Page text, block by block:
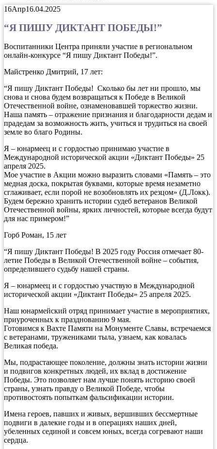
16Апр16.04.2025
“Я ПИШУ ДИКТАНТ ПОБЕДЫ!”
Воспитанники Центра приняли участие в региональном
онлайн-конкурсе “Я пишу Диктант Победы!”.
Майстренко Дмитрий, 17 лет:
“Я пишу Диктант Победы! Сколько бы лет ни прошло, мы
снова и снова будем возвращаться к Победе в Великой
Отечественной войне, ознаменовавшей торжество жизни.
Наша память – отражение признания и благодарности дедам и
прадедам за возможность жить, учиться и трудиться на своей
земле во благо Родины.
Я – юнармеец и с гордостью принимаю участие в
Международной исторической акции «Диктант Победы» 25
апреля 2025.
Мое участие в Акции можно выразить словами «Память – это
медная доска, покрытая буквами, которые время незаметно
сглаживает, если порой не возобновлять их резцом» (Д.Локк).
Будем бережно хранить истории судеб ветеранов Великой
Отечественной войны, ярких личностей, которые всегда будут
для нас примером!”
Горб Роман, 15 лет
“Я пишу Диктант Победы! В 2025 году Россия отмечает 80-
летие Победы в Великой Отечественной войне – события,
определившего судьбу нашей страны.
Я – юнармеец и с гордостью участвую в Международной
исторической акции «Диктант Победы» 25 апреля 2025.
Наш юнармейский отряд принимает участие в мероприятиях,
приуроченных к празднованию 9 мая.
Готовимся к Вахте Памяти на Монументе Славы, встречаемся
с ветеранами, тружениками тыла, узнаем, как ковалась
Великая победа.
Мы, подрастающее поколение, должны знать истории жизни
и подвигов конкретных людей, их вклад в достижение
Победы. Это позволяет нам лучше понять историю своей
страны, узнать правду о Великой Победе, чтобы
противостоять попыткам фальсификации истории.
Имена героев, павших и живых, вершивших бессмертные
подвиги в далекие годы и в операциях наших дней,
убеленных сединой и совсем юных, всегда согревают наши
сердца.